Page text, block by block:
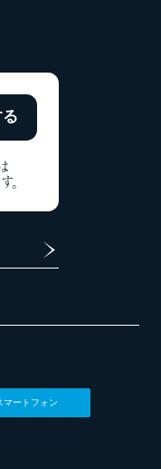
。
マートフォン